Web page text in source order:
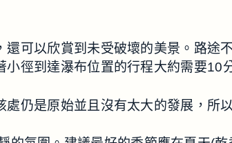
還可以欣賞到未受破壞的美景。路
徑到達瀑布位置的行程大約需要10
處仍是原始並且沒有太大的發展，所